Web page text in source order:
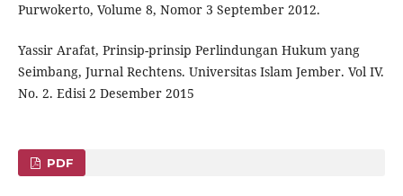
Purwokerto, Volume 8, Nomor 3 September 2012.
Yassir Arafat, Prinsip-prinsip Perlindungan Hukum yang
Seimbang, Jurnal Rechtens. Universitas Islam Jember. Vol IV.
No. 2. Edisi 2 Desember 2015
PDF